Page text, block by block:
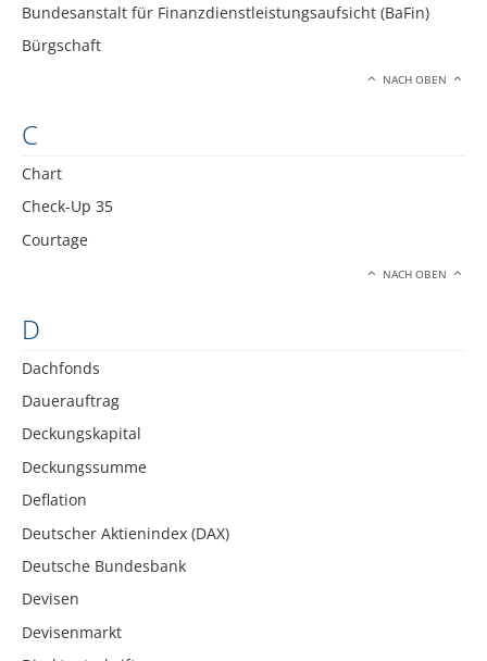
Bundesanstalt für Finanzdienstleistungsaufsicht (BaFin)
Bürgschaft
NACH OBEN
C
Chart
Check-Up 35
Courtage
NACH OBEN
D
Dachfonds
Dauerauftrag
Deckungskapital
Deckungssumme
Deflation
Deutscher Aktienindex (DAX)
Deutsche Bundesbank
Devisen
Devisenmarkt